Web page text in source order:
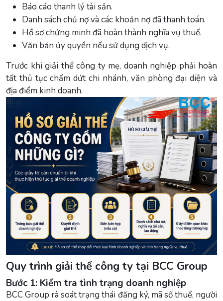
Báo cáo thanh lý tài sản.
Danh sách chủ nợ và các khoản nợ đã thanh toán.
Hồ sơ chứng minh đã hoàn thành nghĩa vụ thuế.
Văn bản ủy quyền nếu sử dụng dịch vụ.
Trước khi giải thể công ty mẹ, doanh nghiệp phải hoàn
tất thủ tục chấm dứt chi nhánh, văn phòng đại diện và
địa điểm kinh doanh.
Quy trình giải thể công ty tại BCC Group
Bước 1: Kiểm tra tình trạng doanh nghiệp
BCC Group rà soát trạng thái đăng ký, mã số thuế, người